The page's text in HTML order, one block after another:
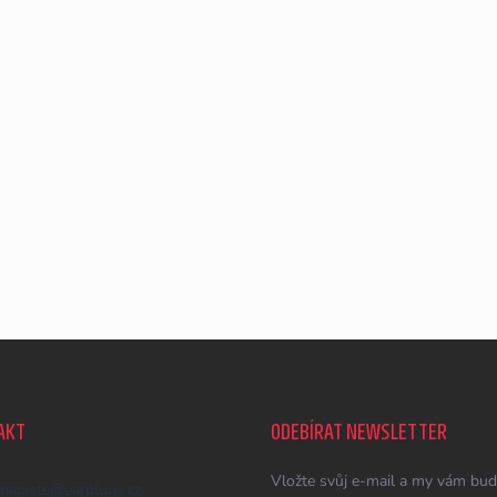
napiste @ earplugs.cz
ODEBÍRAT NEWSLETTER
Vložte svůj e-mail a my vám